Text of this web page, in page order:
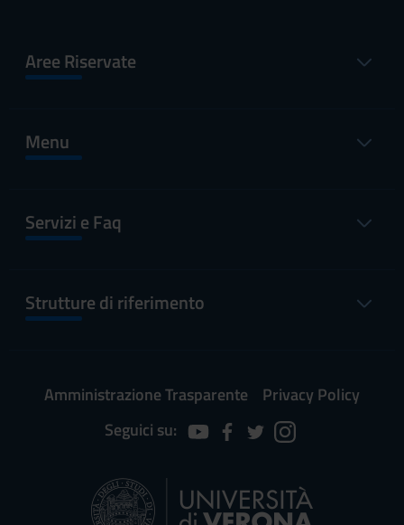
Aree Riservate
Menu
Servizi e Faq
Strutture di riferimento
Amministrazione Trasparente
Privacy Policy
Seguici su: